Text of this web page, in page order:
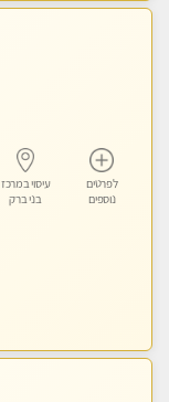
לפרטים
נוספים
עיסוי במרכז
בני ברק